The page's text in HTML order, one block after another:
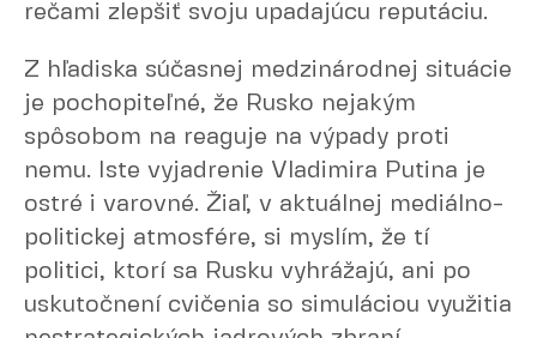
rečami zlepšiť svoju upadajúcu reputáciu.
Z hľadiska súčasnej medzinárodnej situácie
je pochopiteľné, že Rusko nejakým
spôsobom na reaguje na výpady proti
nemu. Iste vyjadrenie Vladimira Putina je
ostré i varovné. Žiaľ, v aktuálnej mediálno-
politickej atmosfére, si myslím, že tí
politici, ktorí sa Rusku vyhrážajú, ani po
uskutočnení cvičenia so simuláciou využitia